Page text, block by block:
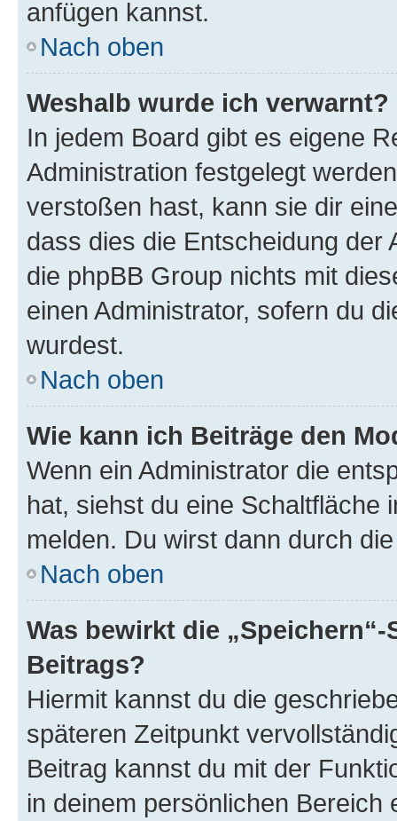
anfügen kannst.
Nach oben
Weshalb wurde ich verwarnt?
In jedem Board gibt es eigene
Administration festgelegt
verstoßen hast, kann sie dir
dass dies die Entscheidung der
die phpBB Group nichts mit
einen Administrator, sofern du
wurdest.
Nach oben
Wie kann ich Beiträge den
Wenn ein Administrator die
hat, siehst du eine Schaltfläche
melden. Du wirst dann durch
Nach oben
Was bewirkt die
Beitrags?
Hiermit kannst du die
späteren Zeitpunkt
Beitrag kannst du mit der
in deinem persönlichen Bereich